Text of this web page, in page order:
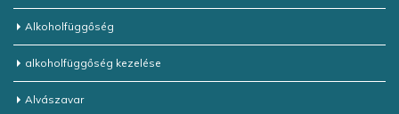
Alkoholfüggőség
alkoholfüggőség kezelése
Alvászavar